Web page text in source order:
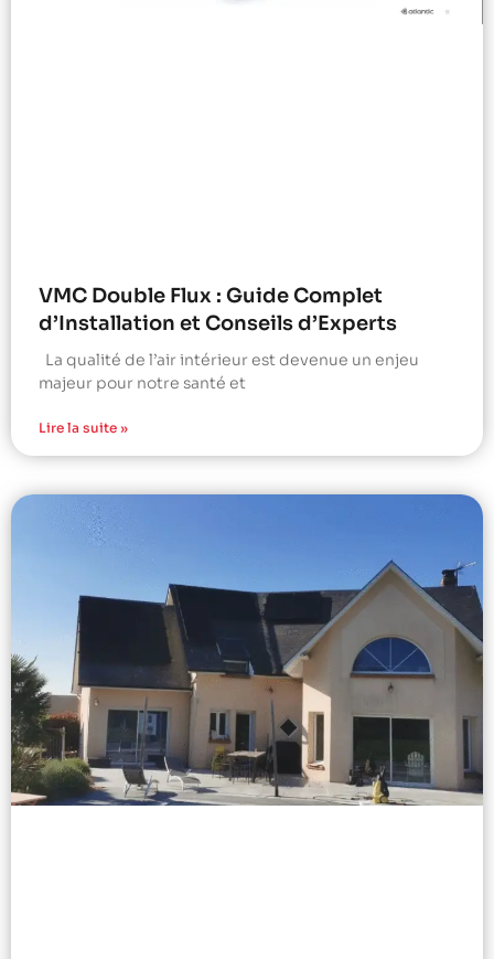
VMC Double Flux : Guide Complet
d’Installation et Conseils d’Experts
La qualité de l’air intérieur est devenue un enjeu
majeur pour notre santé et
Lire la suite »